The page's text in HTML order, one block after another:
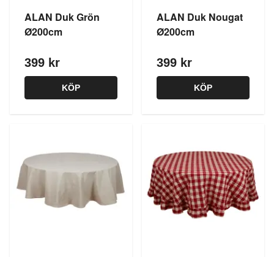
ALAN Duk Grön
Ø200cm
399 kr
KÖP
ALAN Duk Nougat
Ø200cm
399 kr
KÖP